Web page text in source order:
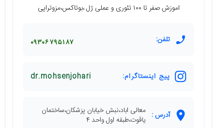
اموزش صفر تا ۱۰۰ تئوری و عملی ژل ،بوتاکس،مزوتراپی
تلفن: ۰۹۳۰۶۷۹۵۱۸۷
پیج اینستاگرام: dr.mohsenjohari
آدرس : معالی اباد،نبش خیابان پزشکان،ساختمان
یاقوت،طبقه اول واحد ۴